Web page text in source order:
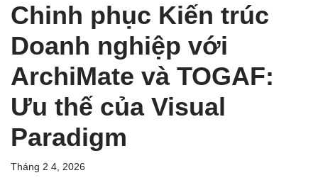
Chinh phục Kiến trúc
Doanh nghiệp với
ArchiMate và TOGAF:
Ưu thế của Visual
Paradigm
Tháng 2 4, 2026